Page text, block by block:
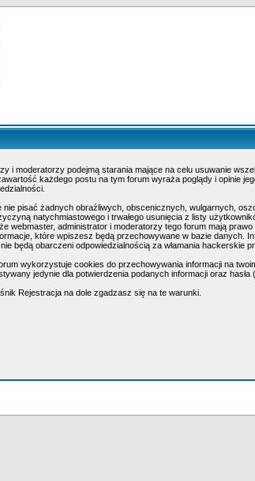
i moderatorzy podejmą starania mające na celu usuwanie
każdego postu na tym forum wyraża poglądy i opinie
nie pisać żadnych obraźliwych, obscenicznych, wulgarnych,
natychmiastowego i trwałego usunięcia z listy
webmaster, administrator i moderatorzy tego forum mają
które wpiszesz będą przechowywane w bazie danych.
będą obarczeni odpowiedzialnością za włamania hackerskie
wykorzystuje cookies do przechowywania informacji na
jedynie dla potwierdzenia podanych informacji oraz hasła
Rejestracja na dole zgadzasz się na te warunki.